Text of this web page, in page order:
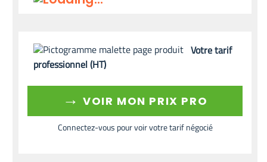
Votre tarif
professionnel (HT)
→ VOIR MON PRIX PRO
Connectez-vous pour voir votre tarif négocié